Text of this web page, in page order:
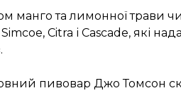
манго та лимонної трави
Citra і Cascade, які
пивовар Джо Томсон